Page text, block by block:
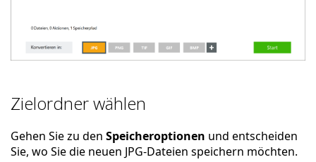
Zielordner wählen
Gehen Sie zu den Speicheroptionen und entscheiden
Sie, wo Sie die neuen JPG-Dateien speichern möchten.